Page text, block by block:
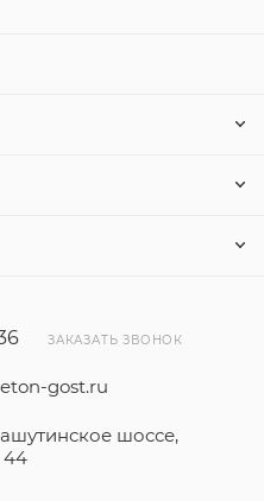
ЗАКАЗАТЬ ЗВОНОК
gost.ru
шоссе,
44